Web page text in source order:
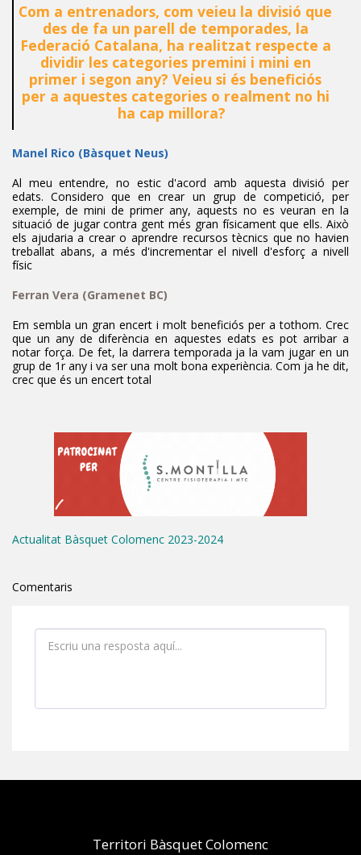
Com a entrenadors, com veieu la divisió que
des de fa un parell de temporades, la
Federació Catalana, ha realitzat respecte a
dividir les categories premini i mini en
primer i segon any? Veieu si és beneficiós
per a aquestes categories o realment no hi
ha cap millora?
Manel Rico (Bàsquet Neus)
Al meu entendre, no estic d'acord amb aquesta divisió per
edats. Considero que en crear un grup de competició, per
exemple, de mini de primer any, aquests no es veuran en la
situació de jugar contra gent més gran físicament que ells. Això
els ajudaria a crear o aprendre recursos tècnics que no havien
treballat abans, a més d'incrementar el nivell d'esforç a nivell
físic
Ferran Vera (Gramenet BC)
Em sembla un gran encert i molt beneficiós per a tothom. Crec
que un any de diferència en aquestes edats es pot arribar a
notar força. De fet, la darrera temporada ja la vam jugar en un
grup de 1r any i va ser una molt bona experiència. Com ja he dit,
crec que és un encert total
Actualitat Bàsquet Colomenc 2023-2024
Comentaris
Territori Bàsquet Colomenc